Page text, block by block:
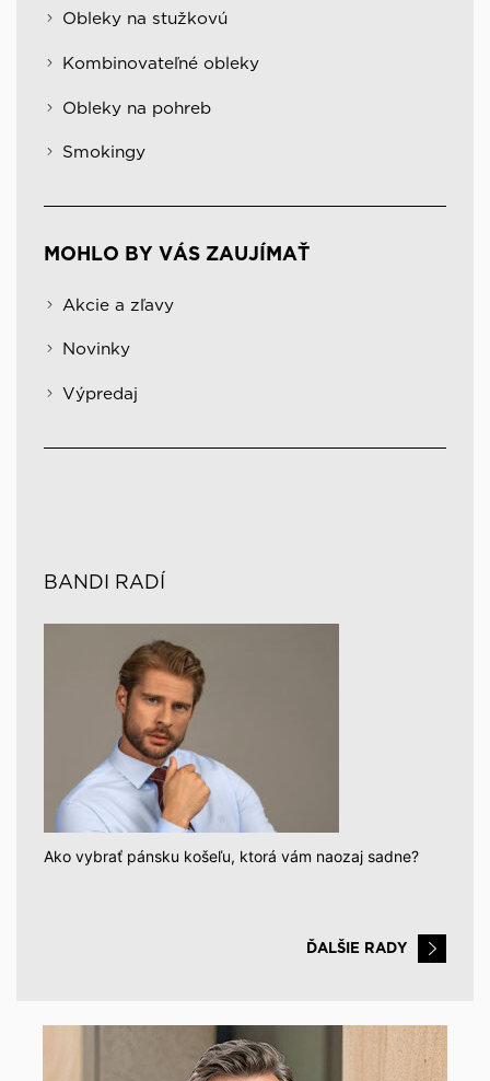
Obleky na stužkovú
Kombinovateľné obleky
Obleky na pohreb
Smokingy
MOHLO BY VÁS ZAUJÍMAŤ
Akcie a zľavy
Novinky
Výpredaj
BANDI RADÍ
Ako vybrať pánsku košeľu, ktorá vám naozaj sadne?
ĎALŠIE RADY